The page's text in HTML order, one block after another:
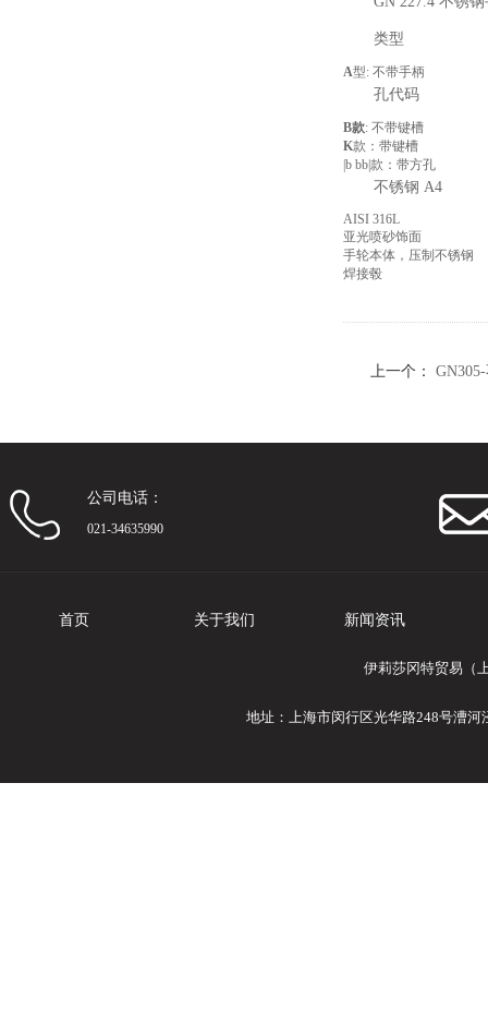
类型
A型: 不带手柄
孔代码
B款: 不带键槽
K款：带键槽
|b bb|款：带方孔
不锈钢 A4
AISI 316L
亚光喷砂饰面
手轮本体，压制不锈钢
焊接毂
上一个：
公司电话：
021-34635990
首页 关于我们 新闻资讯
伊莉莎冈特贸易（
地址：上海市闵行区光华路248号漕